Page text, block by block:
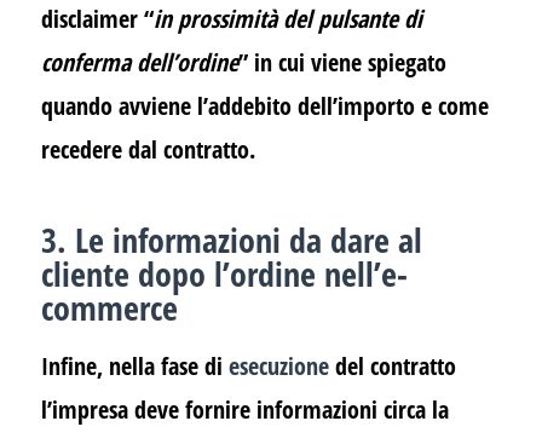
disclaimer “in prossimità del pulsante di
conferma dell’ordine” in cui viene spiegato
quando avviene l’addebito dell’importo e come
recedere dal contratto.
3. Le informazioni da dare al
cliente dopo l’ordine nell’e-
commerce
Infine, nella fase di esecuzionedel contratto
l’impresa deve fornire informazioni circa la